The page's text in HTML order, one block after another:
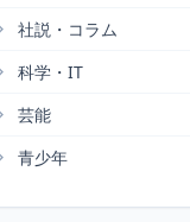
社説・コラム
科学・IT
芸能
青少年